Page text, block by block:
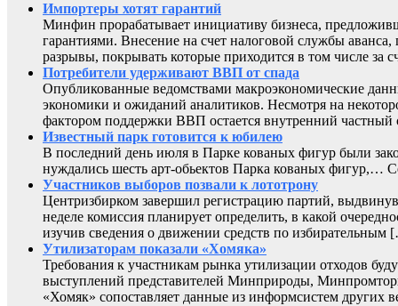
Импортеры хотят гарантий
Минфин прорабатывает инициативу бизнеса,
гарантиями. Внесение на счет налоговой службы
разрывы, покрывать которые приходится в том числе за
Потребители удерживают ВВП от спада
Опубликованные ведомствами макроэкономические
экономики и ожиданий аналитиков. Несмотря на
фактором поддержки ВВП остается внутренний
Известный парк готовится к юбилею
В последний день июля в Парке кованых фигур были
нуждались шесть арт-обьектов Парка кованых
Участников выборов позвали к лототрону
Центризбирком завершил регистрацию партий,
неделе комиссия планирует определить, в какой
изучив сведения о движении средств по избирательным
Утилизаторам показали «Хомяка»
Требования к участникам рынка утилизации отходов
выступлений представителей Минприроды,
«Хомяк» сопоставляет данные из информсистем